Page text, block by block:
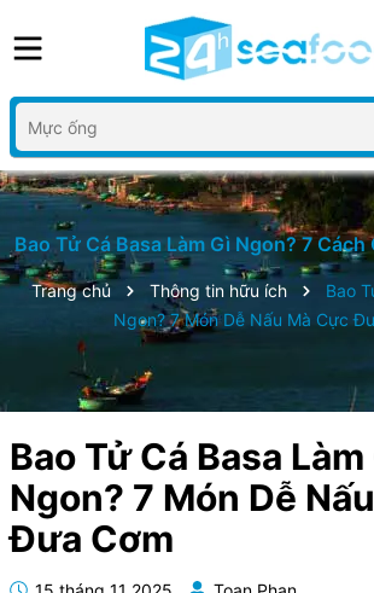
Bao Tử Cá Basa Làm Gì Ngon? 7 Cách
Trang chủ Thông tin hữu ích
Bao
Ngon? 7 Món Dễ Nấu Mà Cực
Bao Tử Cá Basa Làm
Ngon? 7 Món Dễ
Đưa Cơm